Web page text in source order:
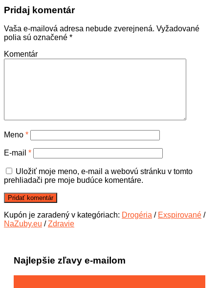
Pridaj komentár
Vaša e-mailová adresa nebude zverejnená. Vyžadované
polia sú označené *
Komentár
Meno *
E-mail *
Uložiť moje meno, e-mail a webovú stránku v tomto
prehliadači pre moje budúce komentáre.
Kupón je zaradený v kategóriach: Drogéria / Exspirované /
NaZuby.eu /Zdravie
Najlepšie zľavy e-mailom